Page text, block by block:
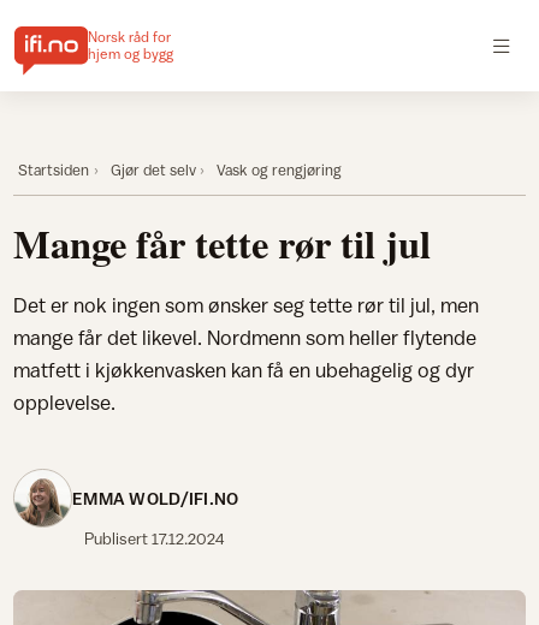
Norsk råd for
hjem og bygg
Startsiden Gjør det selv Vask og rengjøring
Mange får tette rør til jul
Det er nok ingen som ønsker seg tette rør til jul, men
mange får det likevel. Nordmenn som heller flytende
matfett i kjøkkenvasken kan få en ubehagelig og dyr
opplevelse.
EMMA WOLD/IFI.NO
Publisert17.12.2024